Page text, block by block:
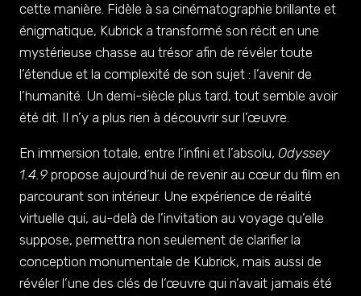
cette manière. Fidèle à sa cinématographie brillante et
énigmatique, Kubrick a transformé son récit en une
mystérieuse chasse au trésor afin de révéler toute
l’étendue et la complexité de son sujet : l’avenir de
l’humanité. Un demi-siècle plus tard, tout semble avoir
été dit. Il n’y a plus rien à découvrir sur l’œuvre.
En immersion totale, entre l’infini et l’absolu, Odyssey
1.4.9 propose aujourd’hui de revenir au cœur du film en
parcourant son intérieur. Une expérience de réalité
virtuelle qui, au-delà de l’invitation au voyage qu’elle
suppose, permettra non seulement de clarifier la
conception monumentale de Kubrick, mais aussi de
révéler l’une des clés de l’œuvre qui n’avait jamais été